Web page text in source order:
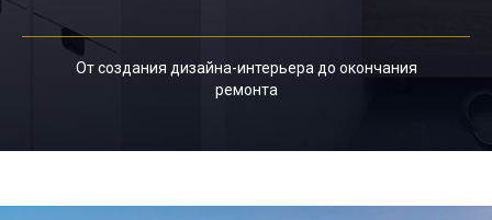
От создания дизайна-интерьера до окончания
ремонта